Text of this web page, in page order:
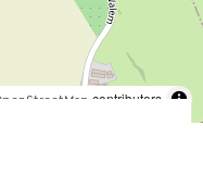
contributors